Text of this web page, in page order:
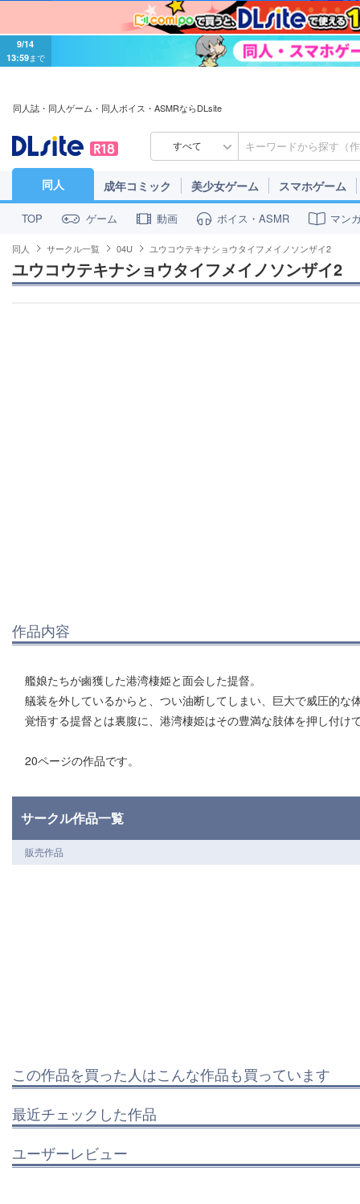
9/14
13:59まで
同人誌・同人ゲーム・同人ボイス・ASMRならDLsite
すべて
同人 成年コミック 美少女ゲーム スマホゲーム
TOP ゲーム 動画 ボイス・ASMR マン
同人 サークル一覧 04U ユウコウテキナショウタイフメイノソンザイ2
ユウコウテキナショウタイフメイノソンザイ2
作品内容
艦娘たちが鹵獲した港湾棲姫と面会した提督。
艤装を外しているからと、つい油断してしまい、巨大で威圧的な
覚悟する提督とは裏腹に、港湾棲姫はその豊満な肢体を押し付け
20ページの作品です。
サークル作品一覧
販売作品
この作品を買った人はこんな作品も買っています
最近チェックした作品
ユーザーレビュー